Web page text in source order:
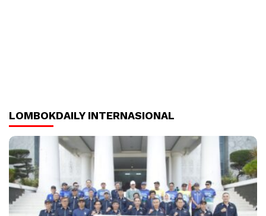
LOMBOKDAILY INTERNASIONAL